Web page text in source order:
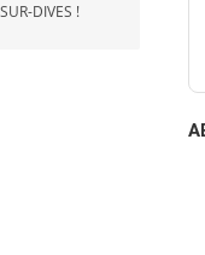
DIVES !